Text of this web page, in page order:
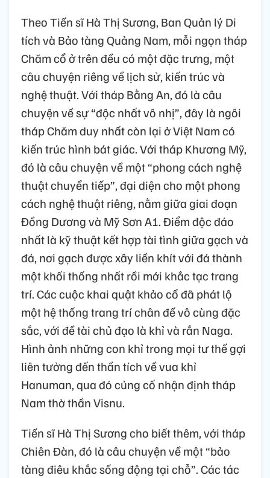
Theo Tiến sĩ Hà Thị Sương, Ban Quản lý Di
tích và Bảo tàng Quảng Nam, mỗi ngọn tháp
Chăm cổ ở trên đều có một đặc trưng, một
câu chuyện riêng về lịch sử, kiến trúc và
nghệ thuật. Với tháp Bằng An, đó là câu
chuyện về sự “độc nhất vô nhị”, đây là ngôi
tháp Chăm duy nhất còn lại ở Việt Nam có
kiến trúc hình bát giác. Với tháp Khương Mỹ,
đó là câu chuyện về một “phong cách nghệ
thuật chuyển tiếp”, đại diện cho một phong
cách nghệ thuật riêng, nằm giữa giai đoạn
Đồng Dương và Mỹ Sơn A1. Điểm độc đáo
nhất là kỹ thuật kết hợp tài tình giữa gạch và
đá, nơi gạch được xây liền khít với đá thành
một khối thống nhất rồi mới khắc tạc trang
trí. Các cuộc khai quật khảo cổ đã phát lộ
một hệ thống trang trí chân đế vô cùng đặc
sắc, với đề tài chủ đạo là khỉ và rắn Naga.
Hình ảnh những con khỉ trong mọi tư thế gợi
liên tưởng đến thần tích về vua khỉ
Hanuman, qua đó củng cố nhận định tháp
Nam thờ thần Visnu.
Tiến sĩ Hà Thị Sương cho biết thêm, với tháp
Chiên Đàn, đó là câu chuyện về một “bảo
tàng điêu khắc sống động tại chỗ”. Các tác